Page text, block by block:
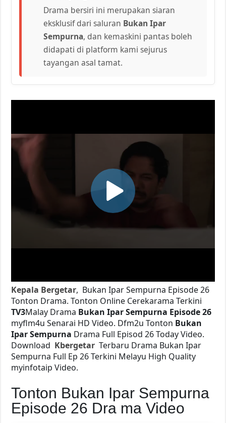
Drama bersiri ini merupakan siaran
eksklusif dari saluran Bukan Ipar
Sempurna, dan kemaskini pantas boleh
didapati di platform kami sejurus
tayangan asal tamat.
Kepala Bergetar, Bukan Ipar Sempurna Episode 26
Tonton Drama. Tonton Online Cerekarama Terkini
TV3Malay Drama Bukan Ipar Sempurna Episode 26
myflm4u Senarai HD Video. Dfm2u Tonton Bukan
Ipar Sempurna Drama Full Episod 26 Today Video.
Download KbergetarTerbaru Drama Bukan Ipar
Sempurna Full Ep 26 Terkini Melayu High Quality
myinfotaip Video.
Tonton Bukan Ipar Sempurna
Episode 26 Dra ma Video